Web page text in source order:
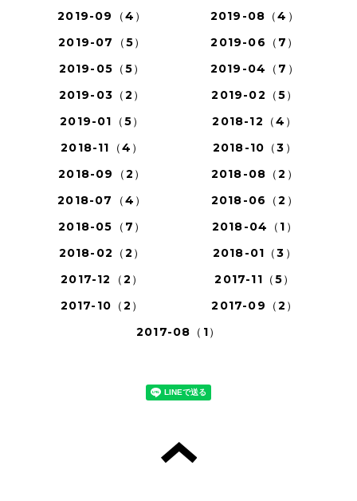
2019-09（4）
2019-08（4）
2019-07（5）
2019-06（7）
2019-05（5）
2019-04（7）
2019-03（2）
2019-02（5）
2019-01（5）
2018-12（4）
2018-11（4）
2018-10（3）
2018-09（2）
2018-08（2）
2018-07（4）
2018-06（2）
2018-05（7）
2018-04（1）
2018-02（2）
2018-01（3）
2017-12（2）
2017-11（5）
2017-10（2）
2017-09（2）
2017-08（1）